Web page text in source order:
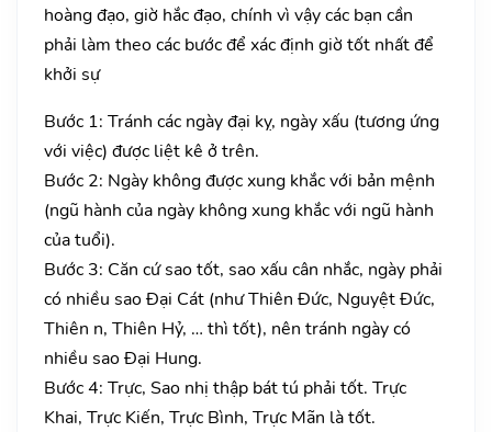
hoàng đạo, giờ hắc đạo, chính vì vậy các bạn cần
phải làm theo các bước để xác định giờ tốt nhất để
khởi sự
Bước 1: Tránh các ngày đại kỵ, ngày xấu (tương ứng
với việc) được liệt kê ở trên.
Bước 2: Ngày không được xung khắc với bản mệnh
(ngũ hành của ngày không xung khắc với ngũ hành
của tuổi).
Bước 3: Căn cứ sao tốt, sao xấu cân nhắc, ngày phải
có nhiều sao Đại Cát (như Thiên Đức, Nguyệt Đức,
Thiên n, Thiên Hỷ, … thì tốt), nên tránh ngày có
nhiều sao Đại Hung.
Bước 4: Trực, Sao nhị thập bát tú phải tốt. Trực
Khai, Trực Kiến, Trực Bình, Trực Mãn là tốt.